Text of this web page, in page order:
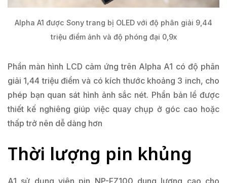
Alpha A1 được Sony trang bị OLED với độ phân giải 9,44
triệu điểm ảnh và độ phóng đại 0,9x
Phần màn hình LCD cảm ứng trên Alpha A1 có độ phân
giải 1,44 triệu điểm và có kích thước khoảng 3 inch, cho
phép bạn quan sát hình ảnh sắc nét. Phần bản lề được
thiết kế nghiêng giúp việc quay chụp ở góc cao hoặc
thấp trở nên dễ dàng hơn
Thời lượng pin khủng
A1 sử dụng viên pin NP-FZ100 dung lượng cao cho